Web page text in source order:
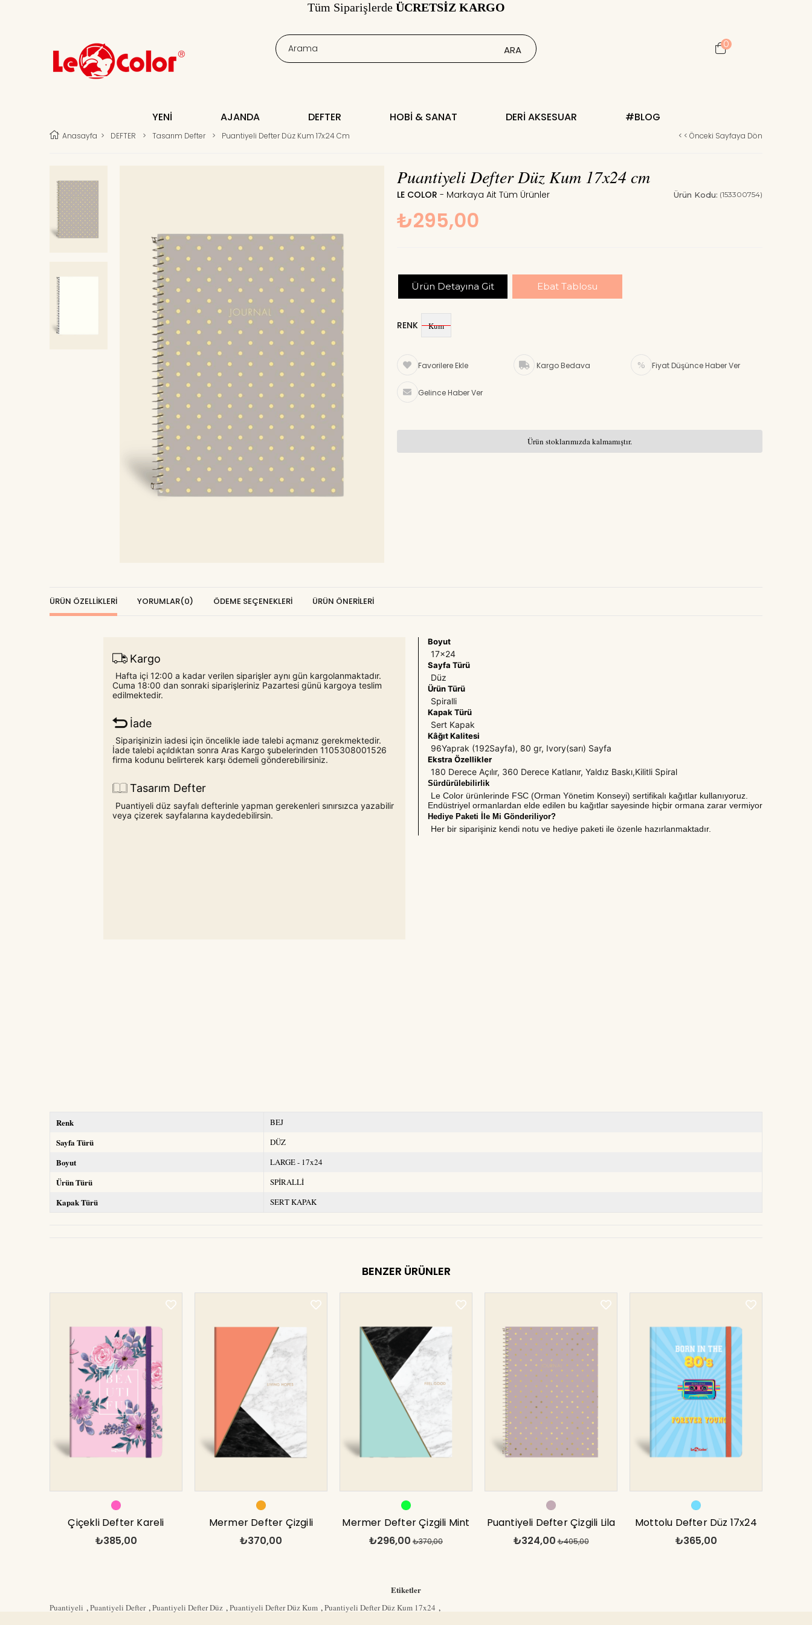
Tüm Siparişlerde ÜCRETSİZ KARGO
0
YENİ AJANDA DEFTER HOBI & SANAT DERI AKSESUAR #BLOG
Anasayfa > DEFTER > Tasarım Defter > Puantiyeli Defter Düz Kum 17x24 Cm < < Önceki Sayfaya Dön
Puantiyeli Defter Düz Kum 17x24 cm
Ürün Kodu: (153300754)
LE COLOR
₺295,00
Ürün Detayına Git Ebat Tablosu
RENK Kum
Favorilere Ekle Kargo Bedava Fiyat Düşünce Haber Ver
Gelince Haber Ver
Ürün stoklarımızda kalmamıştır.
ÜRÜN ÖZELLIKLERI YORUMLAR(0) ÖDEME SEÇENEKLERI ÜRÜN ÖNERILERI
Kargo
Hafta içi 12:00 a kadar verilen siparişler aynı gün kargolanmaktadır.
Cuma 18:00 dan sonraki siparişleriniz Pazartesi günü kargoya teslim
edilmektedir.
İade
Siparişinizin iadesi için öncelikle iade talebi açmanız gerekmektedir.
İade talebi açıldıktan sonra Aras Kargo şubelerinden 1105308001526
firma kodunu belirterek karşı ödemeli gönderebilirsiniz.
Tasarım Defter
Puantiyeli düz sayfalı defterinle yapman gerekenleri sınırsızca yazabilir
veya çizerek sayfalarına kaydedebilirsin.
Boyut
17x24
Sayfa Türü
Düz
Ürün Türü
Spiralli
Kapak Türü
Sert Kapak
Kâğıt Kalitesi
96Yaprak (192Sayfa), 80 gr, Ivory(sarı) Sayfa
Ekstra Özellikler
180 Derece Açılır, 360 Derece Katlanır, Yaldız Baskı,Kilitli Spiral
Sürdürülebilirlik
Le Color ürünlerinde FSC (Orman Yönetim Konseyi) sertifikalı kağıtlar kullanıyoruz.
Endüstriyel ormanlardan elde edilen bu kağıtlar sayesinde hiçbir ormana zarar vermiyoruz.
Hediye Paketi İle Mi Gönderiliyor?
Her bir siparişiniz kendi notu ve hediye paketi ile özenle hazırlanmaktadır.
Renk BEJ
Sayfa Türü DÜZ
Boyut LARGE - 17x24
Ürün Türü SPİRALLİ
Kapak Türü SERT KAPAK
BENZER ÜRÜNLER
Çiçekli Defter Kareli
Pembe 17x24 cm
₺385,00
Mermer Defter Çizgili
Mercan 17x24cm
₺370,00
Mermer Defter Çizgili Mint
17x24cm
₺296,00 ₺370,00
Puantiyeli Defter Çizgili Lila
17x24 cm
₺324,00 ₺405,00
Mottolu Defter Düz 17x24
cm Forever 80's
₺365,00
Etiketler
Puantiyeli , Puantiyeli Defter , Puantiyeli Defter Düz , Puantiyeli Defter Düz Kum , Puantiyeli Defter Düz Kum 17x24 ,